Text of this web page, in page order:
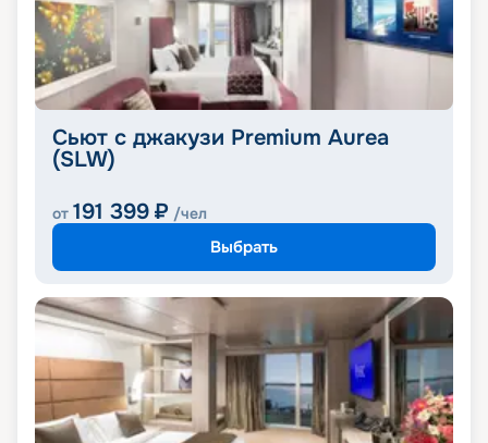
Сьют с джакузи Premium Aurea
(SLW)
от 191 399 ₽ /чел
Выбрать